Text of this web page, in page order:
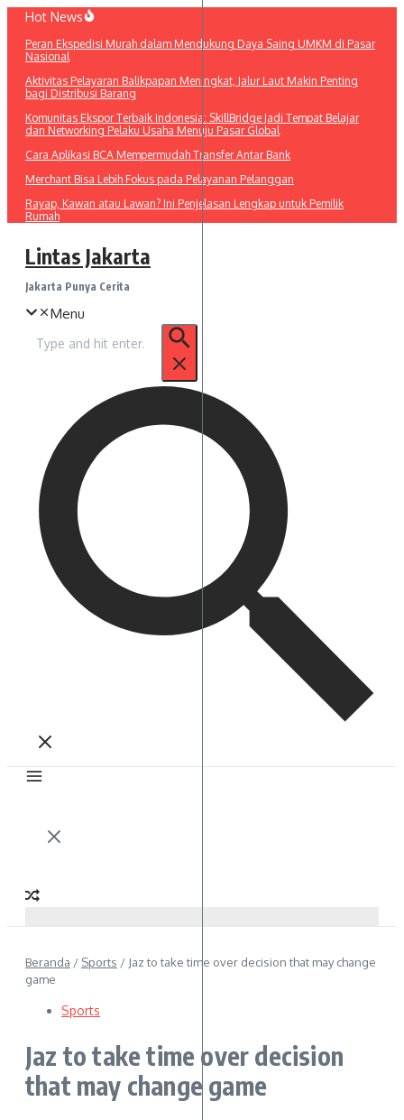
Lewati
konten
Hot News
Peran Ekspedisi Murah dalam Mendukung Daya Saing UMKM di Pasar
Nasional
Aktivitas Pelayaran Balikpapan Meningkat, Jalur Laut Makin Penting
bagi Distribusi Barang
Komunitas Ekspor Terbaik Indonesia: SkillBridge Jadi Tempat Belajar
dan Networking Pelaku Usaha Menuju Pasar Global
Cara Aplikasi BCA Mempermudah Transfer Antar Bank
Merchant Bisa Lebih Fokus pada Pelayanan Pelanggan
Rayap, Kawan atau Lawan? Ini Penjelasan Lengkap untuk Pemilik
Rumah
Lintas Jakarta
Jakarta Punya Cerita
Menu
untuk:
Beranda / Sports / Jaz to take time over decision that may change
game
Sports
Jaz to take time over decision
that may change game